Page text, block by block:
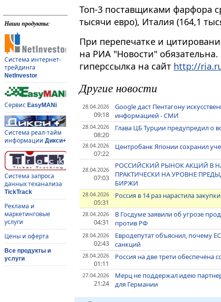
Наши продукты:
Система интернет-
трейдинга
NetInvestor
Сервис EasyMANi
Система реал-тайм
информации Дикси+
Система запроса
данных теханализа
TickTrack
Реклама и
маркетинговые
услуги
Цены и оферта
Все продукты и
услуги
Топ-3 поставщиками фарфора
тысячи евро), Италия (164,1
При перепечатке и
на РИА "Новости"
гиперссылка на сайт http://
Другие новости
28.04.2026
09:18
Google даст Пентагону
информацией - СМИ
28.04.2026
08:20
Глава ЦБ Турции предупредил о
28.04.2026
07:22
Центробанк Японии сохранил
28.04.2026
07:03
РОССИЙСКИЙ РЫНОК АКЦИЙ В
ПРАКТИЧЕСКИ НА УРОВНЕ
БИРЖИ
28.04.2026
05:31
Россия в 14 раз нарастила
28.04.2026
04:31
В Госдуме заявили об угрозе
против РФ
28.04.2026
02:43
Евродепутат объяснил, почему
санкций
28.04.2026
01:11
Россия на две трети обеспечена
27.04.2026
21:24
Мерц не поддержал идею
для Германии